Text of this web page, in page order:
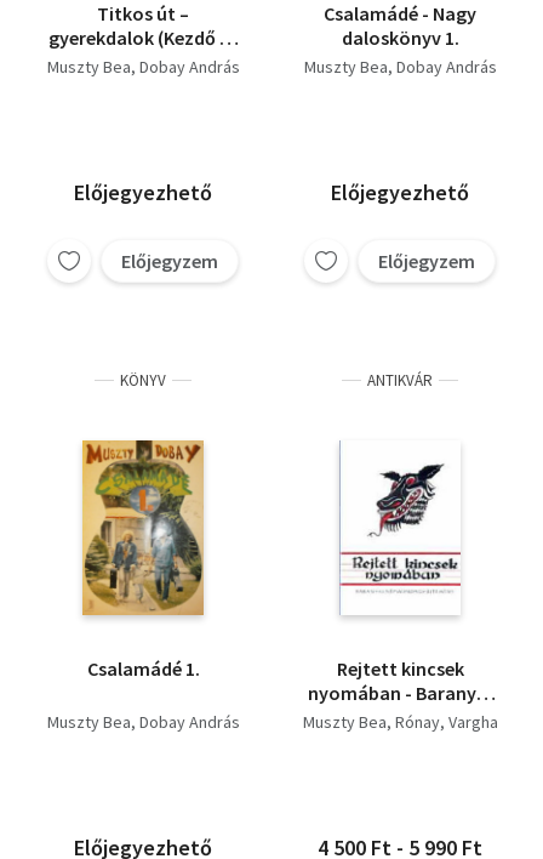
Titkos út –
gyerekdalok (Kezdő és
haladó szülőknek,
Muszty Bea Dobay András
Előjegyezhető
Előjegyzem
Csalamádé - Nagy
daloskönyv 1.
Muszty Bea Dobay András
Előjegyezhető
Előjegyzem
KÖNYV
Csalamádé 1.
Muszty Bea Dobay András
Előjegyezhető
ANTIKVÁR
Rejtett kincsek
nyomában - Baranyai
népmondagyűjtemény
Muszty Bea Rónay Vargha
4 500 Ft - 5 990 Ft